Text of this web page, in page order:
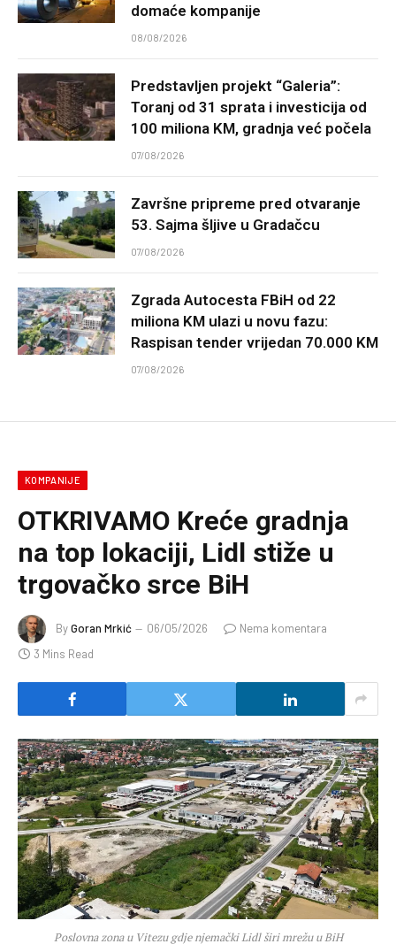
domaće kompanije
08/08/2026
Predstavljen projekt “Galeria”:
Toranj od 31 sprata i investicija od
100 miliona KM, gradnja već počela
07/08/2026
Završne pripreme pred otvaranje
53. Sajma šljive u Gradačcu
07/08/2026
Zgrada Autocesta FBiH od 22
miliona KM ulazi u novu fazu:
Raspisan tender vrijedan 70.000 KM
07/08/2026
KOMPANIJE
OTKRIVAMO Kreće gradnja
na top lokaciji, Lidl stiže u
trgovačko srce BiH
ByGoran Mrkić 06/05/2026
Nema komentara
3 Mins Read
Poslovna zona u Vitezu gdje njemački Lidl širi mrežu u BiH